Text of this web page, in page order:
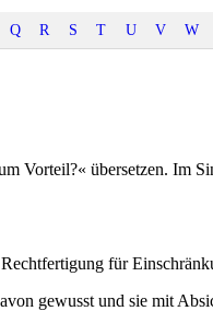
Q R S T U V W
Vorteil?« übersetzen. Im
für
gewusst und sie mit